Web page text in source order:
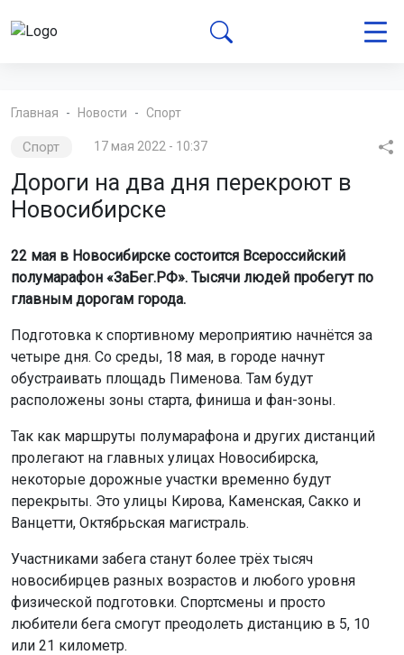
Главная Новости Спорт
Спорт 17 мая 2022 - 10:37
Дороги на два дня перекроют в
Новосибирске
22 мая в Новосибирске состоится Всероссийский
полумарафон «ЗаБег.РФ». Тысячи людей пробегут по
главным дорогам города.
Подготовка к спортивному мероприятию начнётся за
четыре дня. Со среды, 18 мая, в городе начнут
обустраивать площадь Пименова. Там будут
расположены зоны старта, финиша и фан-зоны.
Так как маршруты полумарафона и других дистанций
пролегают на главных улицах Новосибирска,
некоторые дорожные участки временно будут
перекрыты. Это улицы Кирова, Каменская, Сакко и
Ванцетти, Октябрьская магистраль.
Участниками забега станут более трёх тысяч
новосибирцев разных возрастов и любого уровня
физической подготовки. Спортсмены и просто
любители бега смогут преодолеть дистанцию в 5, 10
или 21 километр.